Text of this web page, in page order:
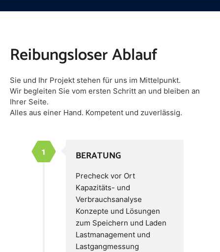
Reibungsloser Ablauf
Sie und Ihr Projekt stehen für uns im Mittelpunkt.
Wir begleiten Sie vom ersten Schritt an und bleiben an
Ihrer Seite.
Alles aus einer Hand. Kompetent und zuverlässig.
BERATUNG
Precheck vor Ort
Kapazitäts- und
Verbrauchsanalyse
Konzepte und Lösungen
zum Speichern und Laden
Lastmanagement und
Lastgangmessung